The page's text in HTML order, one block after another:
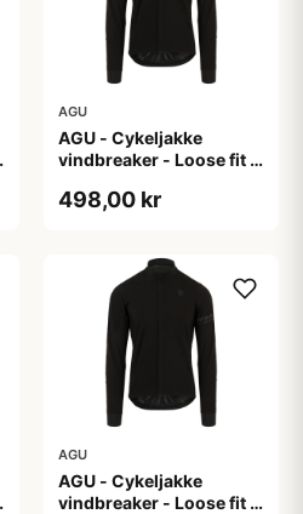
AGU
AGU - Cykeljakke
vindbreaker - Loose fit -
498,00 kr
AGU
AGU - Cykeljakke
vindbreaker - Loose fit -